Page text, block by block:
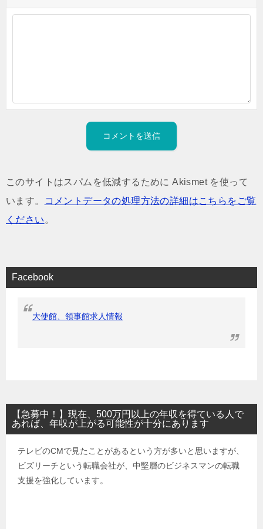
このサイトはスパムを低減するために Akismet を使って
います。
コメントデータの処理方法の詳細はこちらをご覧
ください 。
Facebook
大使館、領事館求人情報
【急募中！】現在、500万円以上の年収を得ている人で
あれば、年収が上がる可能性が十分にあります
テレビのCMで見たことがあるという方が多いと思いますが、
ビズリーチという転職会社が、中堅層のビジネスマンの転職
支援を強化しています。